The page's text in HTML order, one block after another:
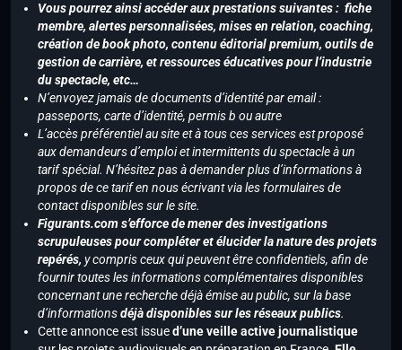
Vous pourrez ainsi accéder aux prestations suivantes : fiche
membre, alertes personnalisées, mises en relation, coaching,
création de book photo, contenu éditorial premium, outils de
gestion de carrière, et ressources éducatives pour l’industrie
du spectacle, etc…
N’envoyez jamais de documents d’identité par email :
passeports, carte d’identité, permis b ou autre
L’accès préférentiel au site et à tous ces services est proposé
aux demandeurs d’emploi et intermittents du spectacle à un
tarif spécial. N’hésitez pas à demander plus d’informations à
propos de ce tarif en nous écrivant via les formulaires de
contact disponibles sur le site.
Figurants.com s’efforce de mener des investigations
scrupuleuses pour compléter et élucider la nature des projets
repérés, y compris ceux qui peuvent être confidentiels, afin de
fournir toutes les informations complémentaires disponibles
concernant une recherche déjà émise au public, sur la base
d’informationsdéjà disponibles sur les réseaux publics.
Cette annonce est issued’une veille active journalistique